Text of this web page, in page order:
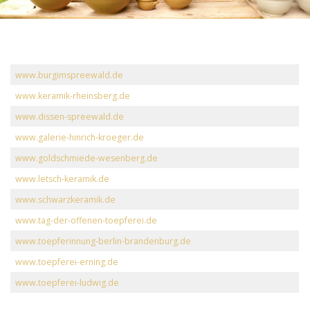
www.burgimspreewald.de
www.keramik-rheinsberg.de
www.dissen-spreewald.de
www.galerie-hinrich-kroeger.de
www.goldschmiede-wesenberg.de
www.letsch-keramik.de
www.schwarzkeramik.de
www.tag-der-offenen-toepferei.de
www.toepferinnung-berlin-brandenburg.de
www.toepferei-erning.de
www.toepferei-ludwig.de